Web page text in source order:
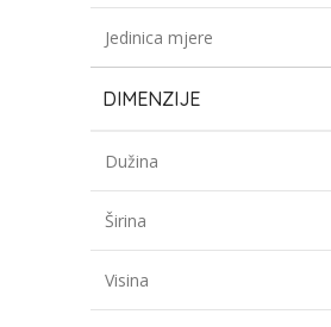
Jedinica mjere
DIMENZIJE
Dužina
Širina
Visina